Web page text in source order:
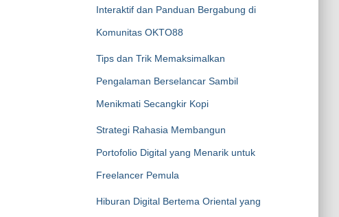
Interaktif dan Panduan Bergabung di
Komunitas OKTO88
Tips dan Trik Memaksimalkan
Pengalaman Berselancar Sambil
Menikmati Secangkir Kopi
Strategi Rahasia Membangun
Portofolio Digital yang Menarik untuk
Freelancer Pemula
Hiburan Digital Bertema Oriental yang